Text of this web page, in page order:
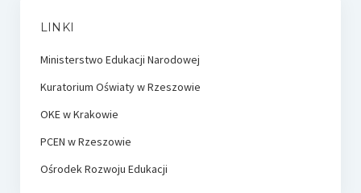
LINKI
Ministerstwo Edukacji Narodowej
Kuratorium Oświaty w Rzeszowie
OKE w Krakowie
PCEN w Rzeszowie
Ośrodek Rozwoju Edukacji